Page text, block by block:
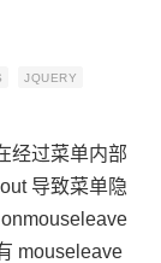
JQUERY
经过菜单内部
导致菜单隐
mouseleave